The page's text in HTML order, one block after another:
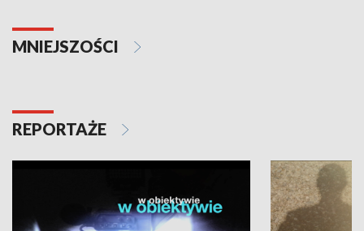
MNIEJSZOŚCI
REPORTAŻE